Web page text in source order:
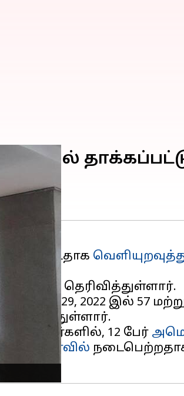
அவர் தெரிவித்துள்ளார்.
இல் 29, 2022 இல் 57
பகிர்ந்துள்ளார்.
12 பேர்
அரேபியாவில்